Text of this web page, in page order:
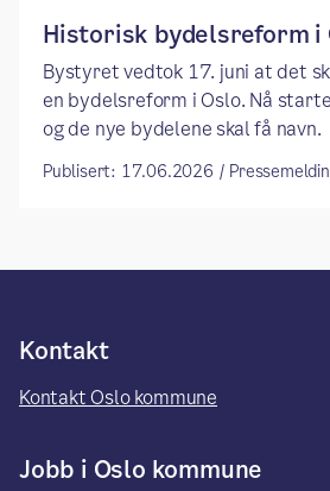
​​Historisk bydelsreform
Bystyret vedtok 17. juni at det
en bydelsreform i Oslo. Nå
og de nye bydelene skal få navn.
Publisert: 17.06.2026 /
Kontakt
Kontakt Oslo kommune
Jobb i Oslo kommune